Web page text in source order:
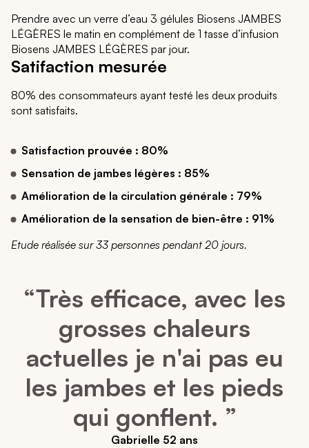
Prendre avec un verre d’eau 3 gélules Biosens JAMBES
LÉGÈRES le matin en complément de 1 tasse d’infusion
Biosens JAMBES LÉGÈRES par jour.
Satifaction mesurée
80% des consommateurs ayant testé les deux produits
sont satisfaits.
Satisfaction prouvée : 80%
Sensation de jambes légères : 85%
Amélioration de la circulation générale : 79%
Amélioration de la sensation de bien-être : 91%
Etude réalisée sur 33 personnes pendant 20 jours.
“Très efficace, avec les
grosses chaleurs
actuelles je n'ai pas eu
les jambes et les pieds
qui gonflent. ”
Gabrielle 52 ans